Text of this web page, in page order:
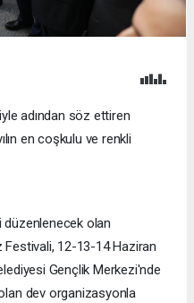
adından söz ettiren
en coşkulu ve renkli
düzenlenecek olan
Festivali, 12-13-14 Haziran
Gençlik Merkezi'nde
olan dev organizasyonla